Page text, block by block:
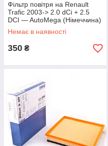
Фільтр повітря на Renault
Trafic 2003-> 2.0 dCi + 2.5
DCI — AutoMega (Німеччина)
- 180031810
Немає в наявності
350 ₴